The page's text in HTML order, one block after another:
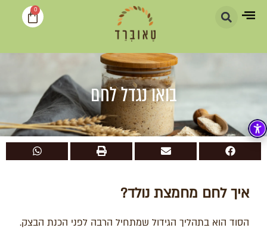
0
בואו נגדל לחם
איך לחם מחמצת נולד?
הסוד הוא בתהליך הגידול שמתחיל הרבה לפני הכנת הבצק.